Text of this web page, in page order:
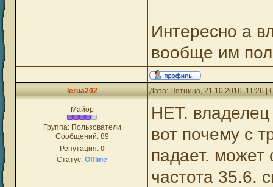
Интересно а
вообще им
lerua202 Дата: Пятница, 21.10.2016, 11:26
Майор
Группа: Пользователи
Сообщений: 89
Репутация: 0
Статус: Offline
НЕТ. владелец
вот почему с
падает.
частота 35.6.